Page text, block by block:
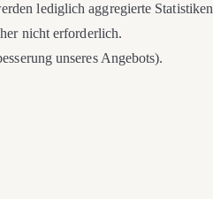
lediglich aggregierte Statistiken
nicht erforderlich.
unseres Angebots).